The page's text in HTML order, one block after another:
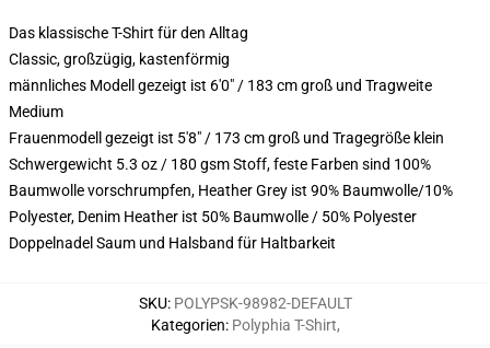
Das klassische T-Shirt für den Alltag
Classic, großzügig, kastenförmig
männliches Modell gezeigt ist 6'0" / 183 cm groß und Tragweite
Medium
Frauenmodell gezeigt ist 5'8" / 173 cm groß und Tragegröße klein
Schwergewicht 5.3 oz / 180 gsm Stoff, feste Farben sind 100%
Baumwolle vorschrumpfen, Heather Grey ist 90% Baumwolle/10%
Polyester, Denim Heather ist 50% Baumwolle / 50% Polyester
Doppelnadel Saum und Halsband für Haltbarkeit
SKU: POLYPSK-98982-DEFAULT
Kategorien: Polyphia T-Shirt,